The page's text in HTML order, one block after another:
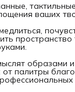
ваших
образами
от палитры